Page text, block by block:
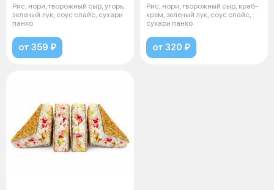
Рис, нори, творожный сыр, угорь,
зеленый лук, соус спайс, сухари
панко
от 359 ₽
Рис, нори, творожный сыр, краб-
крем, зеленый лук, соус спайс,
сухари панко
от 320 ₽